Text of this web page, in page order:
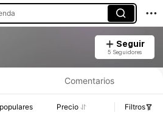
Seguir
5 Seguidores
Comentarios
Precio Filtros